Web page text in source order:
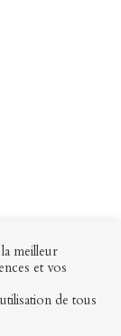
meilleur
et vos
de tous